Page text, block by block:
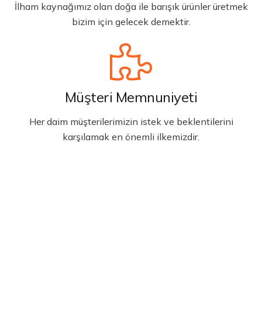
İlham kaynağımız olan doğa ile barışık ürünler üretmek
bizim için gelecek demektir.
Müşteri Memnuniyeti
Her daim müşterilerimizin istek ve beklentilerini
karşılamak en önemli ilkemizdir.